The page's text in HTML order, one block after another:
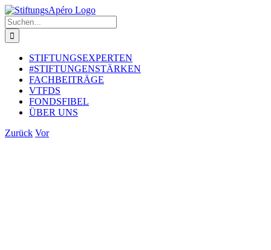
Zum
Inhalt
springen
Suche
nach:
STIFTUNGSEXPERTEN
#STIFTUNGENSTÄRKEN
FACHBEITRÄGE
VTFDS
FONDSFIBEL
ÜBER UNS
Zurück Vor